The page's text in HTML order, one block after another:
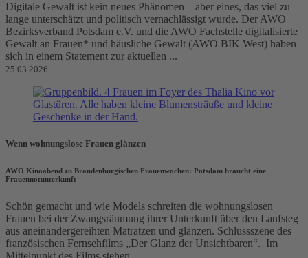
Digitale Gewalt ist kein neues Phänomen – aber eines, das viel zu
lange unterschätzt und politisch vernachlässigt wurde. Der AWO
Bezirksverband Potsdam e.V. und die AWO Fachstelle digitalisierte
Gewalt an Frauen* und häusliche Gewalt (AWO BIK West) haben
sich in einem Statement zur aktuellen ...
25.03.2026
Wenn wohnungslose Frauen glänzen
AWO Kinoabend zu Brandenburgischen Frauenwochen: Potsdam braucht eine
Frauennotunterkunft
Schön gemacht und wie Models schreiten die wohnungslosen
Frauen bei der Zwangsräumung ihrer Unterkunft über den Laufsteg
aus aneinandergereihten Matratzen und glänzen. Schlussszene des
französischen Fernsehfilms „Der Glanz der Unsichtbaren“. Im